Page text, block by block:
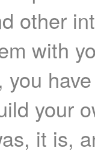
other
with
you
your
it is,